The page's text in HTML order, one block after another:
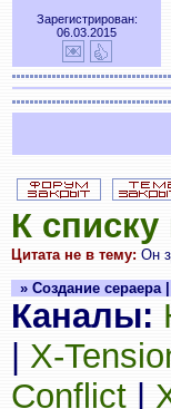
Зарегистрирован:
06.03.2015
К
Цитата не в тему: Он
» Создание сераера
Каналы:
X-
Conflict